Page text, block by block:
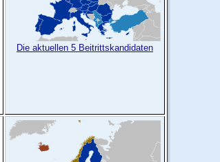
Die aktuellen 5 Beitrittskandidaten